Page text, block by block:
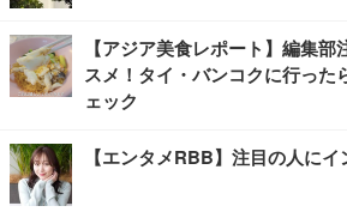
【アジア美食レポート】編集
スメ！タイ・バンコクに行った
ェック
【エンタメRBB】注目の人に